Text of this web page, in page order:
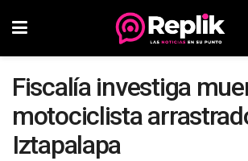
Fiscalía investiga
motociclista
Iztapalapa